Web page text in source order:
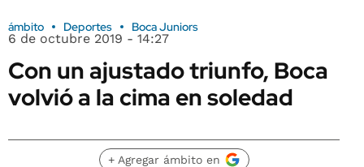
ámbito Deportes Boca Juniors
6 de octubre 2019 - 14:27
Con un ajustado triunfo, Boca
volvió a la cima en soledad
+ Agregar ámbito en